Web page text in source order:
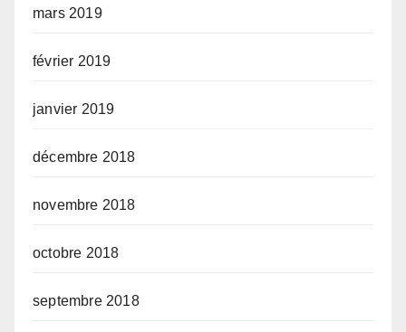
mars 2019
février 2019
janvier 2019
décembre 2018
novembre 2018
octobre 2018
septembre 2018